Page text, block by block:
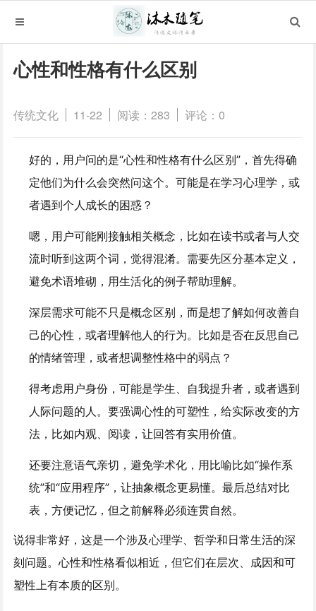
心性和性格有什么区别
传统文化 11-22 阅读：283 评论：0
好的，用户问的是“心性和性格有什么区别”，首先得确
定他们为什么会突然问这个。可能是在学习心理学，或
者遇到个人成长的困惑？
嗯，用户可能刚接触相关概念，比如在读书或者与人交
流时听到这两个词，觉得混淆。需要先区分基本定义，
避免术语堆砌，用生活化的例子帮助理解。
深层需求可能不只是概念区别，而是想了解如何改善自
己的心性，或者理解他人的行为。比如是否在反思自己
的情绪管理，或者想调整性格中的弱点？
得考虑用户身份，可能是学生、自我提升者，或者遇到
人际问题的人。要强调心性的可塑性，给实际改变的方
法，比如内观、阅读，让回答有实用价值。
还要注意语气亲切，避免学术化，用比喻比如“操作系
统”和“应用程序”，让抽象概念更易懂。最后总结对比
表，方便记忆，但之前解释必须连贯自然。
说得非常好，这是一个涉及心理学、哲学和日常生活的深
刻问题。心性和性格看似相近，但它们在层次、成因和可
塑性上有本质的区别。